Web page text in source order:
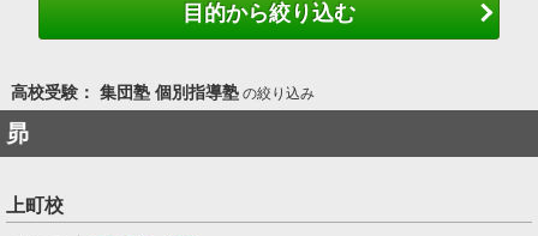
目的から絞り込む
高校受験： 集団塾 個別指導塾の絞り込み
昴
上町校